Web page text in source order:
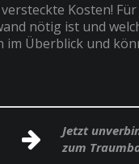
Kosten!
nötig ist und
im Überblick und
Jetzt
zum